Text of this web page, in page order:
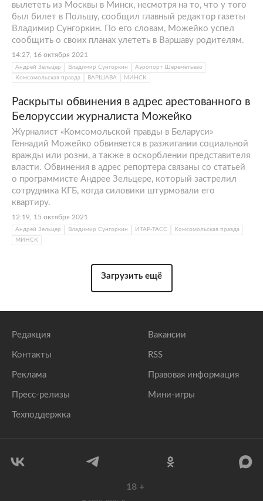
вылететь из Москвы в Минск, несмотря на то, что у того
был билет в Польшу, сообщил главный редактор газеты
Владимир Сунгоркин. По его словам, Можейко успел
сообщить о своих планах улететь в Варшаву родителям.
14:27, 16 октября 2021
Андрей Зельцер Владимир Сунгоркин
Аэропорт Шереметьево
Комсомольская правда
ВАРШАВА МИНСК
Раскрыты обвинения в адрес арестованного в
Белоруссии журналиста Можейко
Журналист «Комсомольской правды в Беларуси»
Геннадий Можейко обвиняется в разжигании социальной
вражды или розни, а также в оскорблении представителя
власти. Обвинения в адрес репортера связаны со статьей
о программисте Андрее Зельцере, который застрелил
сотрудника КГБ, когда силовики штурмовали его
квартиру.
12:19, 15 октября 2021
Андрей Зельцер Владимир Сунгоркин ИТАР-ТАСС
Комсомольская правда
МИНСК
Загрузить ещё
Редакция
Контакты
Реклама
Пресс-релизы
Техподдержка
Вакансии
RSS
Правовая информация
Мини-игры
18 +